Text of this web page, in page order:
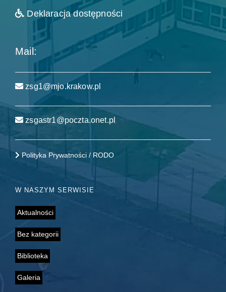
Deklaracja dostępności
Mail:
zsg1@mjo.krakow.pl
zsgastr1@poczta.onet.pl
Polityka Prywatności / RODO
W NASZYM SERWISIE
Aktualności
Bez kategorii
Biblioteka
Galeria